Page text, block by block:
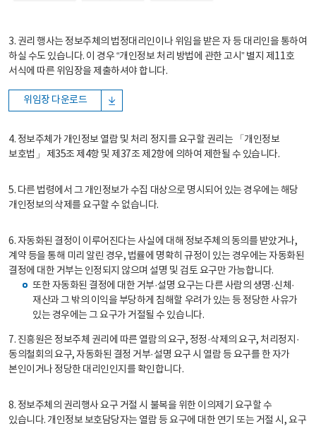
3. 권리 행사는 정보주체의 법정대리인이나 위임을 받은 자 등 대리인을 통하여
하실 수도 있습니다. 이 경우 “개인정보 처리 방법에 관한 고시” 별지 제11호
서식에 따른 위임장을 제출하셔야 합니다.
위임장 다운로드
4. 정보주체가 개인정보 열람 및 처리 정지를 요구할 권리는 「개인정보
보호법」 제35조 제4항 및 제37조 제2항에 의하여 제한될 수 있습니다.
5. 다른 법령에서 그 개인정보가 수집 대상으로 명시되어 있는 경우에는 해당
개인정보의 삭제를 요구할 수 없습니다.
6. 자동화된 결정이 이루어진다는 사실에 대해 정보주체의 동의를 받았거나,
계약 등을 통해 미리 알린 경우, 법률에 명확히 규정이 있는 경우에는 자동화된
결정에 대한 거부는 인정되지 않으며 설명 및 검토 요구만 가능합니다.
또한 자동화된 결정에 대한 거부·설명 요구는 다른 사람의 생명·신체·
재산과 그 밖의 이익을 부당하게 침해할 우려가 있는 등 정당한 사유가
있는 경우에는 그 요구가 거절될 수 있습니다.
7. 진흥원은 정보주체 권리에 따른 열람의 요구, 정정·삭제의 요구, 처리정지·
동의철회의 요구, 자동화된 결정 거부·설명 요구 시 열람 등 요구를 한 자가
본인이거나 정당한 대리인인지를 확인합니다.
8. 정보주체의 권리행사 요구 거절 시 불복을 위한 이의제기 요구할 수
있습니다. 개인정보 보호담당자는 열람 등 요구에 대한 연기 또는 거절 시, 요구